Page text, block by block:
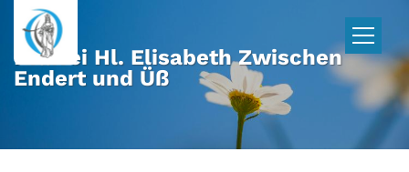
Zum Inhalt springen
Pfarrei Hl. Elisabeth Zwischen
Endert und Üß